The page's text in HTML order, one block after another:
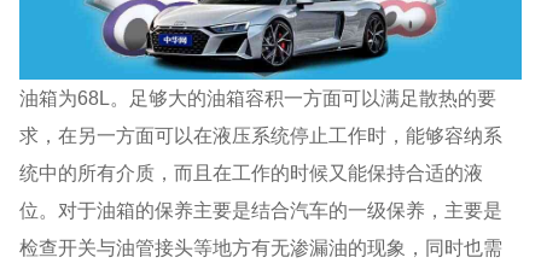
油箱为68L。足够大的油箱容积一方面可以满足散热的要
求，在另一方面可以在液压系统停止工作时，能够容纳系
统中的所有介质，而且在工作的时候又能保持合适的液
位。对于油箱的保养主要是结合汽车的一级保养，主要是
检查开关与油管接头等地方有无渗漏油的现象，同时也需